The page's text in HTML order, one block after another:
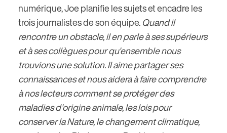
numérique, Joe planifie les sujets et encadre les
trois journalistes de son équipe.Quand il
rencontre un obstacle, il en parle à ses supérieurs
et à ses collègues pour qu'ensemble nous
trouvions une solution. Il aime partager ses
connaissances et nous aidera à faire comprendre
à nos lecteurs comment se protéger des
maladies d'origine animale, les lois pour
conserver la Nature, le changement climatique,